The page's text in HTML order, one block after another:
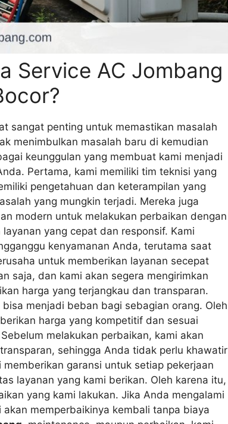
Service AC Jombang
sangat penting untuk memastikan masalah
menimbulkan masalah baru di kemudian
keunggulan yang membuat kami menjadi
Pertama, kami memiliki tim teknisi yang
pengetahuan dan keterampilan yang
yang mungkin terjadi. Mereka juga
modern untuk melakukan perbaikan dengan
yang cepat dan responsif. Kami
kenyamanan Anda, terutama saat
untuk memberikan layanan secepat
saja, dan kami akan segera mengirimkan
harga yang terjangkau dan transparan.
menjadi beban bagi sebagian orang. Oleh
harga yang kompetitif dan sesuai
melakukan perbaikan, kami akan
sehingga Anda tidak perlu khawatir
garansi untuk setiap pekerjaan
layanan yang kami berikan. Oleh karena itu,
yang kami lakukan. Jika Anda mengalami
memperbaikinya kembali tanpa biaya